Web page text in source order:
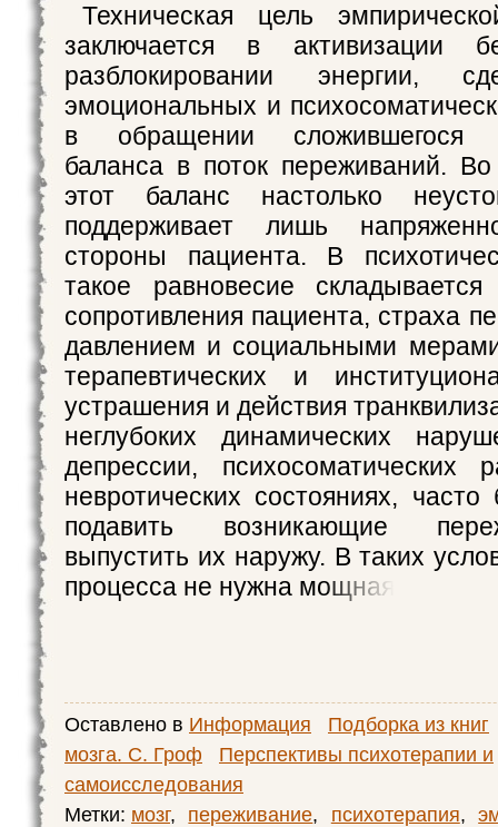
Техническая цель
заключается в активизации
разблокировании энергии,
эмоциональных и
в обращении сложившегося
баланса в поток переживаний.
этот баланс настолько
поддерживает лишь
стороны пациента. В
такое равновесие складывается
сопротивления пациента, страха
давлением и социальными
терапевтических и
устрашения и действия
неглубоких динамических
депрессии, психосоматических
невротических состояниях,
подавить возникающие
выпустить их наружу. В таких
процесса не нужна мощная
Оставлено в Информация
Подборка из книг
мозга. С. Гроф
Перспективы психотерапии и
самоисследования
Метки: мозг, переживание, психотерапия,